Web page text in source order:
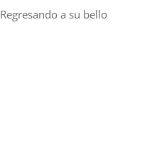
Regresando a su bello